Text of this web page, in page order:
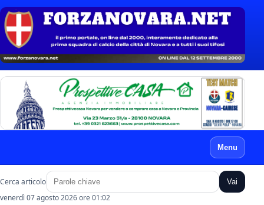
Menu
Cerca articolo Vai
venerdì 07 agosto 2026 ore 01:02